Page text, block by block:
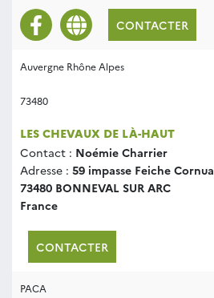
CONTACTER
Auvergne Rhône Alpes
73480
LES CHEVAUX DE LÀ-HAUT
Contact : Noémie Charrier
Adresse : 59 impasse Feiche Cornua
73480 BONNEVAL SUR ARC
France
CONTACTER
PACA